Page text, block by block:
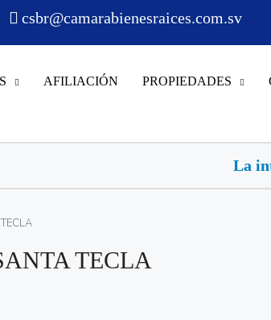
csbr@camarabienesraices.com.sv
AFILIACIÓN PROPIEDADES
La inteligencia artificial
TECLA